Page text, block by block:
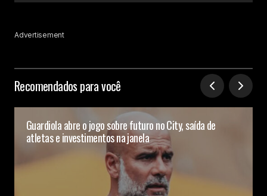
Advertisement
Recomendados para você
Guardiola abre o jogo sobre futuro no City, saída de
atletas e investimentos na janela